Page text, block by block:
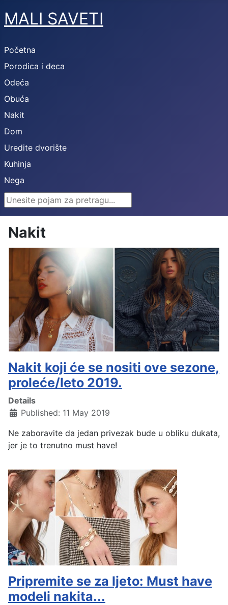
MALI SAVETI
Početna
Porodica i deca
Odeća
Obuća
Nakit
Dom
Uredite dvorište
Kuhinja
Nega
Search ...
Nakit
Nakit koji će se nositi ove sezone,
proleće/leto 2019.
Details
Published: 11 May 2019
Ne zaboravite da jedan privezak bude u obliku dukata,
jer je to trenutno must have!
Pripremite se za ljeto: Must have
modeli nakita...